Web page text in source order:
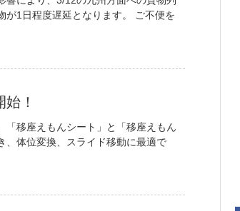
が1日程度遅延となります。 ご不便を
！
「移座えもんシート」と「移座えもん
、体位変換、スライド移動に最適で